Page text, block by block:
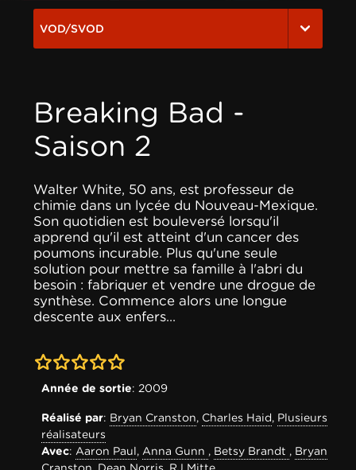
VOD/SVOD
Breaking Bad -
Saison 2
Walter White, 50 ans, est professeur de
chimie dans un lycée du Nouveau-Mexique.
Son quotidien est bouleversé lorsqu'il
apprend qu'il est atteint d'un cancer des
poumons incurable. Plus qu'une seule
solution pour mettre sa famille à l'abri du
besoin : fabriquer et vendre une drogue de
synthèse. Commence alors une longue
descente aux enfers...
0-0Année de sortie: 2009
Réalisé par: Bryan Cranston, Charles Haid, Plusieurs
réalisateurs
Avec: Aaron Paul, Anna Gunn , Betsy Brandt , Bryan